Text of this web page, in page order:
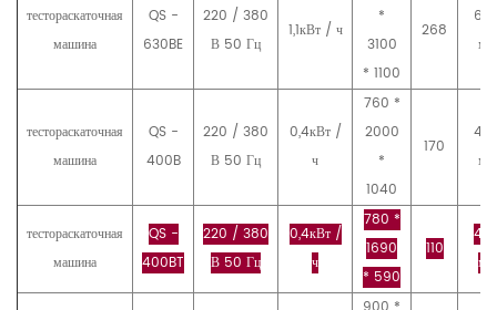
тестораскаточная
машина
QS -
630BE
220 / 380
В 50 Гц
1,1кВт / ч
*
3100
* 1100
268
мм
тестораскаточная
машина
QS -
400B
220 / 380
В 50 Гц
0,4кВт /
ч
760 *
2000
*
1040
170
мм
тестораскаточная
машина
QS -
400BT
220 / 380
В 50 Гц
0,4кВт /
ч
780 *
1690
* 590
110
мм